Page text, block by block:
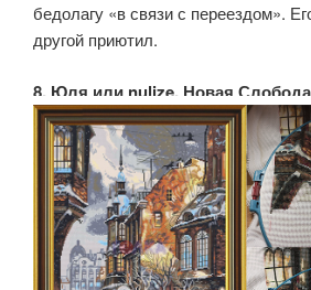
бедолагу «в связи с переездом».
другой приютил.
8. Юля или nulize, Новая